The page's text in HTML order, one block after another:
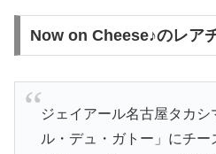
Now on Cheese♪のレア
ジェイアール名古屋タカシ
ル・デュ・ガトー」にチ